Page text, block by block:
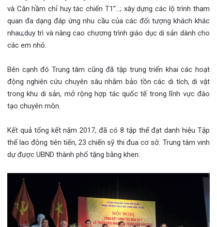
và Căn hầm chỉ huy tác chiến T1”…; xây dựng các lộ trình tham
quan đa dạng đáp ứng nhu cầu của các đối tượng khách khác
nhau;duy trì và nâng cao chương trình giáo dục di sản dành cho
các em nhỏ.
Bên cạnh đó Trung tâm cũng đã tập trung triển khai các hoạt
động nghiên cứu chuyên sâu nhằm bảo tồn các di tích, di vật
trong khu di sản, mở rộng hợp tác quốc tế trong lĩnh vực đào
tạo chuyên môn.
Kết quả tổng kết năm 2017, đã có 8 tập thể đạt danh hiệu Tập
thể lao động tiên tiến, 23 chiến sỹ thi đua cơ sở. Trung tâm vinh
dự được UBND thành phố tặng bằng khen.